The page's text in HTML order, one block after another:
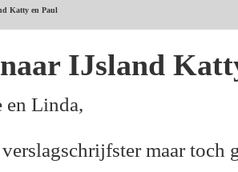
Katty en Paul
IJsland
Linda,
maar toch